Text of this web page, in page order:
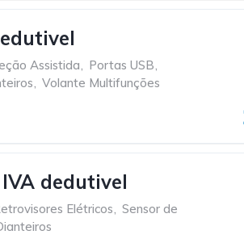
Assistida Portas USB
Volante Multifunções
dedutivel
Elétricos, Sensor de